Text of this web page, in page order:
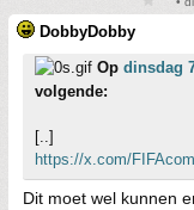
DobbyDobby
Op dinsdag
volgende:
[..]
https://x.com/
Dit moet wel kunnen